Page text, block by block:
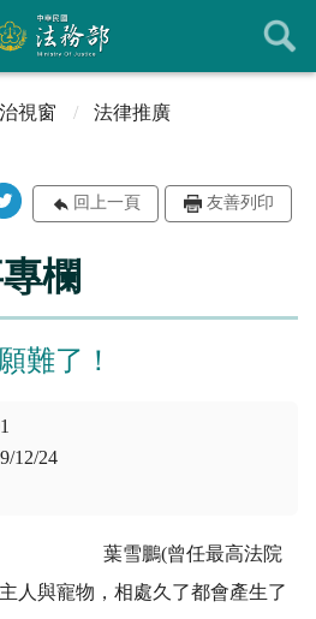
視窗
法律推廣
回上一頁 友善列印
欄
難了！
12/24
了！ 葉雪鵬(曾任最高法院
與寵物，相處久了都會產生了